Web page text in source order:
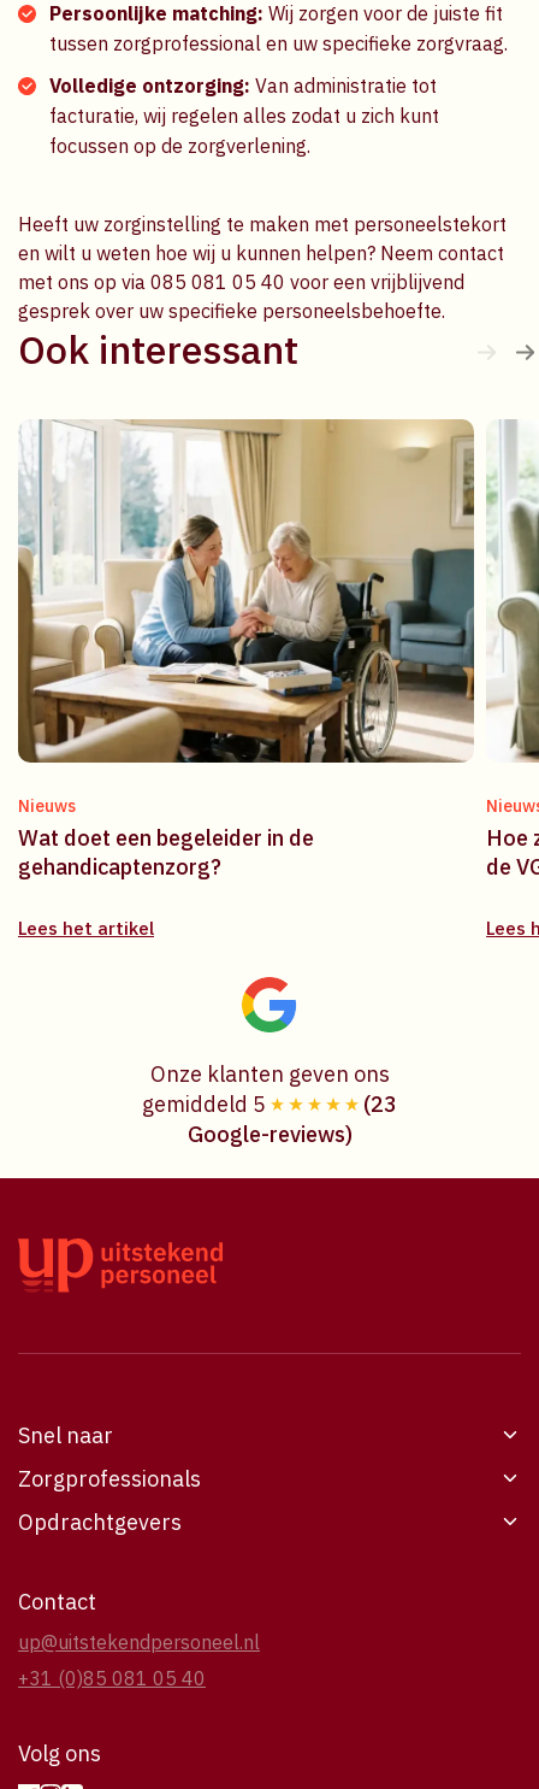
Persoonlijke matching: Wij zorgen voor de juiste fit
tussen zorgprofessional en uw specifieke zorgvraag.
Volledige ontzorging: Van administratie tot
facturatie, wij regelen alles zodat u zich kunt
focussen op de zorgverlening.
Heeft uw zorginstelling te maken met personeelstekort
en wilt u weten hoe wij u kunnen helpen? Neem contact
met ons op via 085 081 05 40 voor een vrijblijvend
gesprek over uw specifieke personeelsbehoefte.
Ook interessant
Nieuws
Wat doet een begeleider in de
gehandicaptenzorg?
Lees het artikel
Hoe
de
Lees
Onze klanten geven ons
gemiddeld 5
(23
Google-reviews)
Snel naar
Werken bij UP
Vacatures
Over UP
Contact
Zorgprofessionals
Werken bij UP
Contact
Opdrachtgevers
Contact
up@uitstekendpersoneel.nl
+31 (0)85 081 05 40
Volg ons